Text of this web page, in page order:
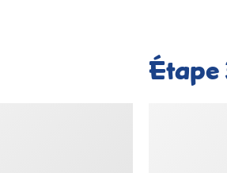
Étape